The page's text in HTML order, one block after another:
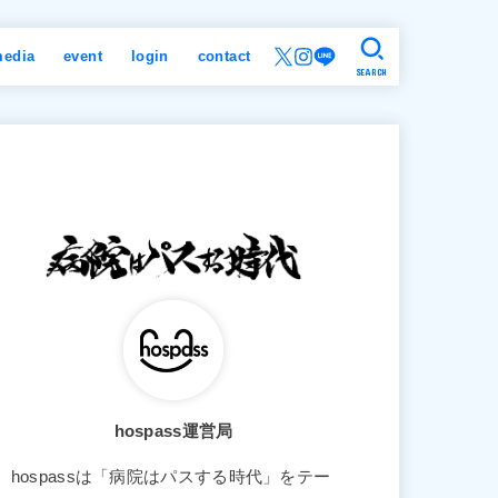
event login contact
SEARCH
hospass運営局
hospassは「病院はパスする時代」をテー